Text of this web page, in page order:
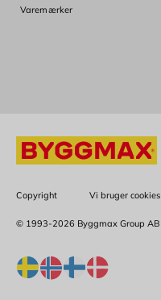
Varemærker
Copyright Vi bruger cookies
© 1993-2026 Byggmax Group AB